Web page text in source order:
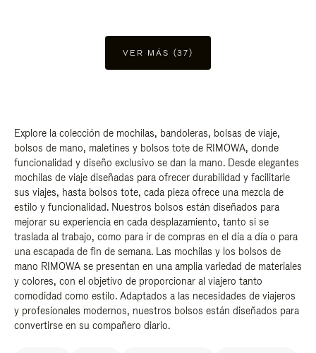
VER MÁS (37)
Explore la colección de mochilas, bandoleras, bolsas de viaje,
bolsos de mano, maletines y bolsos tote de RIMOWA, donde
funcionalidad y diseño exclusivo se dan la mano. Desde elegantes
mochilas de viaje diseñadas para ofrecer durabilidad y facilitarle
sus viajes, hasta bolsos tote, cada pieza ofrece una mezcla de
estilo y funcionalidad. Nuestros bolsos están diseñados para
mejorar su experiencia en cada desplazamiento, tanto si se
traslada al trabajo, como para ir de compras en el día a día o para
una escapada de fin de semana. Las mochilas y los bolsos de
mano RIMOWA se presentan en una amplia variedad de materiales
y colores, con el objetivo de proporcionar al viajero tanto
comodidad como estilo. Adaptados a las necesidades de viajeros
y profesionales modernos, nuestros bolsos están diseñados para
convertirse en su compañero diario.